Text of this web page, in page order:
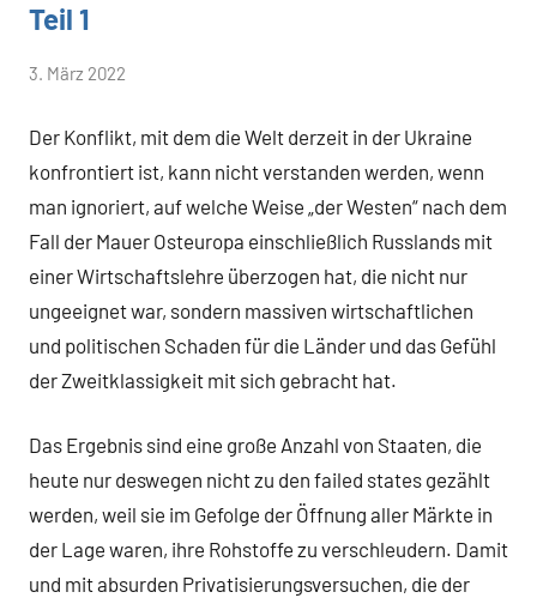
Teil 1
von
Flassbeck
3. März 2022
Der Konflikt, mit dem die Welt derzeit in der Ukraine
konfrontiert ist, kann nicht verstanden werden, wenn
man ignoriert, auf welche Weise „der Westen“ nach dem
Fall der Mauer Osteuropa einschließlich Russlands mit
einer Wirtschaftslehre überzogen hat, die nicht nur
ungeeignet war, sondern massiven wirtschaftlichen
und politischen Schaden für die Länder und das Gefühl
der Zweitklassigkeit mit sich gebracht hat.
Das Ergebnis sind eine große Anzahl von Staaten, die
heute nur deswegen nicht zu den failed states gezählt
werden, weil sie im Gefolge der Öffnung aller Märkte in
der Lage waren, ihre Rohstoffe zu verschleudern. Damit
und mit absurden Privatisierungsversuchen, die der